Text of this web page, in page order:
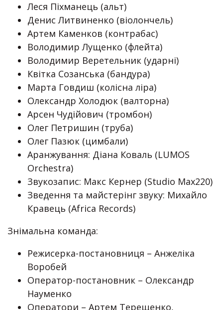
Леся Піхманець (альт)
Денис Литвиненко (віолончель)
Артем Каменков (контрабас)
Володимир Лущенко (флейта)
Володимир Веретельник (ударні)
Квітка Созанська (бандура)
Марта Говдиш (колісна ліра)
Олександр Холодюк (валторна)
Арсен Чудійович (тромбон)
Олег Петришин (труба)
Олег Пазюк (цимбали)
Аранжування: Діана Коваль (LUMOS
Orchestra)
Звукозапис: Макс Кернер (Studio Max220)
Зведення та майстерінг звуку: Михайло
Кравець (Africa Records)
Знімальна команда:
Режисерка-постановниця – Анжеліка
Воробей
Оператор-постановник – Олександр
Науменко
Оператори – Артем Терещенко,